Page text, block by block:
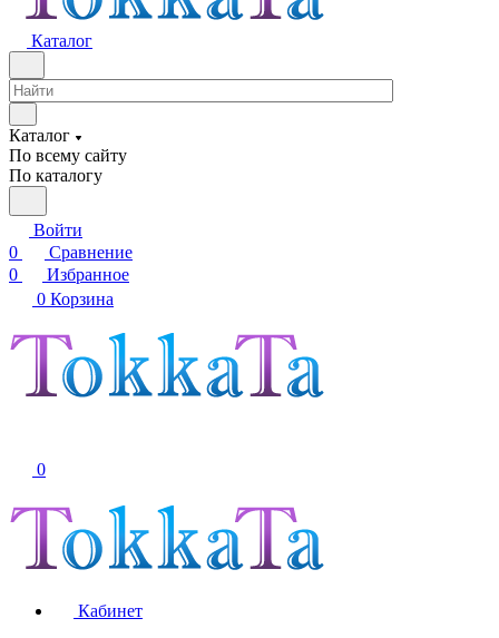
Каталог
Каталог
По всему сайту
По каталогу
Войти
0
Сравнение
0
Избранное
0 Корзина
0
Кабинет